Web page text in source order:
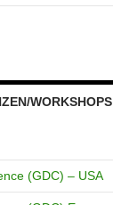
WORKSHOPS
(GDC) – USA